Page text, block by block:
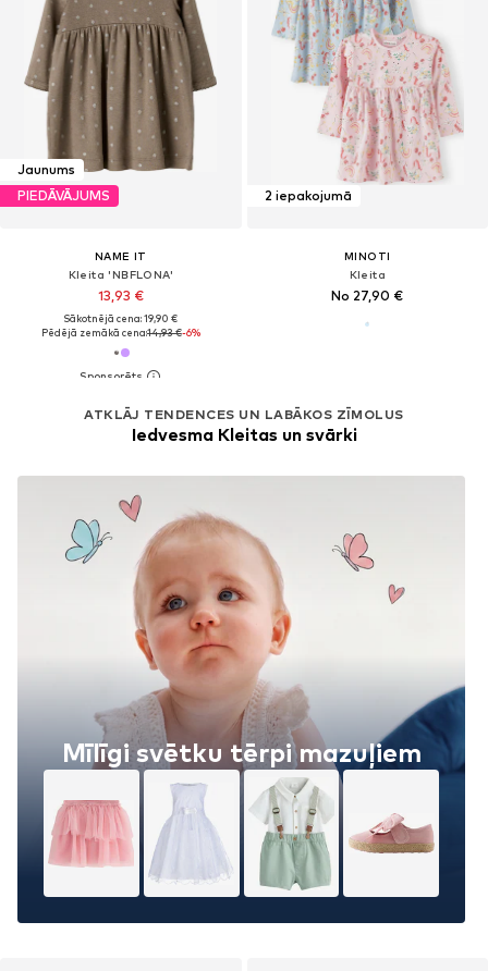
Jaunums
PIEDĀVĀJUMS
NAME IT
Kleita 'NBFLONA'
13,93 €
Sākotnējā cena: 19,90 €
Pēdējā zemākā cena:14,93 €-6%
ATKLĀJ TENDENCES UN LABĀKOS ZĪMOLUS
Iedvesma Kleitas un svārki
Mīlīgi svētku tērpi mazuļiem
2 iepakojumā
MINOTI
Kleita
No 27,90 €